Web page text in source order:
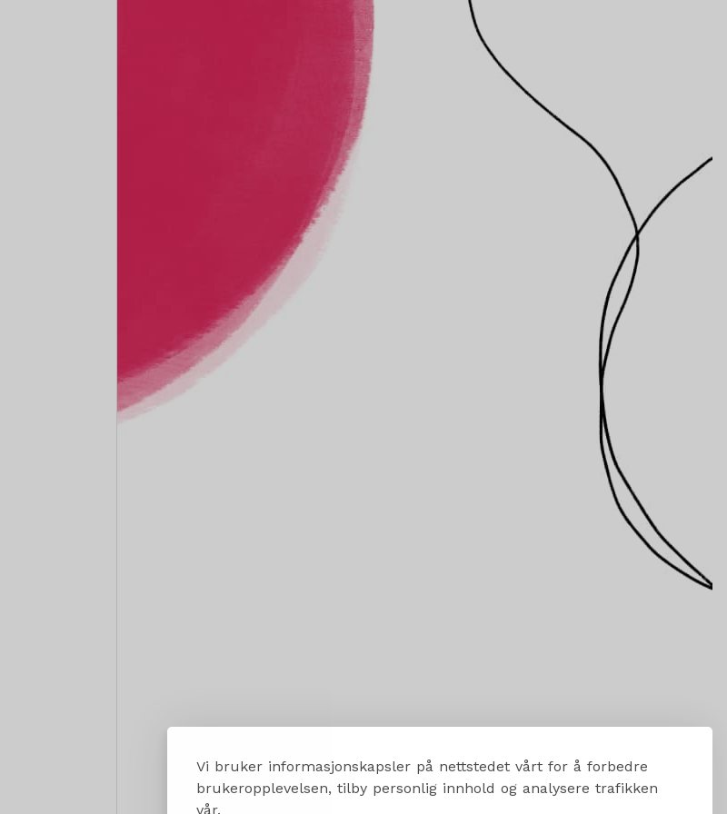
Vi bruker informasjonskapsler på nettstedet vårt for å forbedre
brukeropplevelsen, tilby personlig innhold og analysere trafikken
vår.